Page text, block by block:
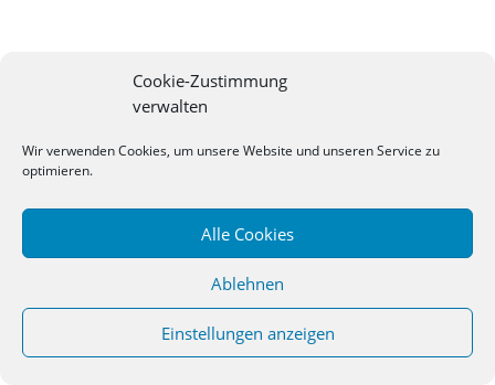
Cookie-Zustimmung
verwalten
Wir verwenden Cookies, um unsere Website und unseren Service zu
optimieren.
Alle Cookies
Ablehnen
Einstellungen anzeigen